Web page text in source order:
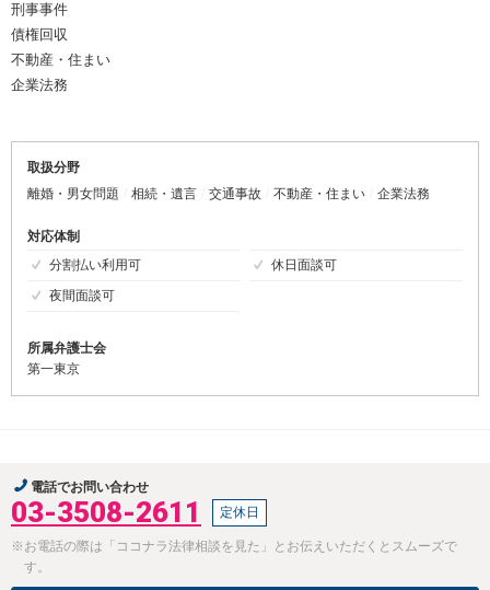
刑事事件
債権回収
不動産・住まい
企業法務
取扱分野
離婚・男女問題
相続・遺言 交通事故 不動産・住まい 企業法務
対応体制
分割払い利用可
休日面談可
夜間面談可
所属弁護士会
第一東京
電話でお問い合わせ
03-3508-2611 定休日
※お電話の際は「ココナラ法律相談を見た」とお伝えいただくとスムーズで
す。